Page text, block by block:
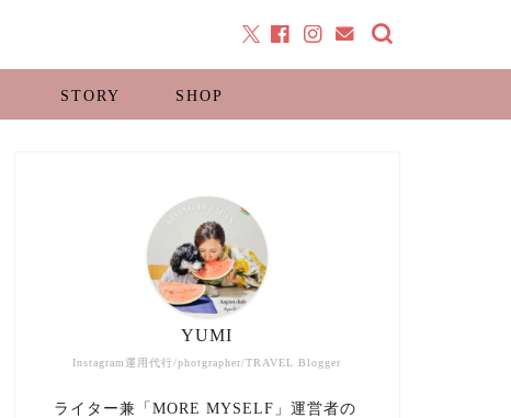
STORY SHOP
Instagram運用代行/photgrapher/TRAVEL Blogger
YUMI
ライター兼「MORE MYSELF」運営者の